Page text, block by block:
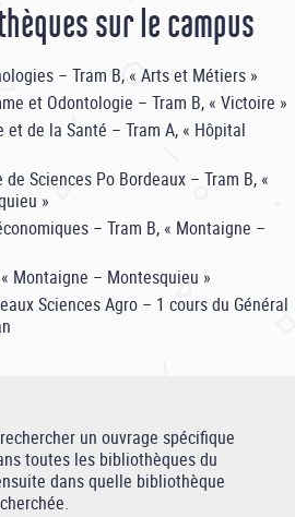
sur le campus
– Tram B, « Arts et Métiers »
et Odontologie – Tram B, « Victoire »
et de la Santé – Tram A, « Hôpital
Sciences Po Bordeaux – Tram B, «
»
– Tram B, « Montaigne –
Montaigne – Montesquieu »
Sciences Agro – 1 cours du Général
un ouvrage spécifique
toutes les bibliothèques du
dans quelle bibliothèque